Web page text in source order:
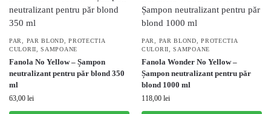
PAR PAR BLOND ,PROTECTIA
CULORII ,SAMPOANE
Fanola No Yellow – Șampon
neutralizant pentru păr blond 350
ml
63,00 lei
PAR PAR BLOND ,PROTECTIA
CULORII ,SAMPOANE
Fanola Wonder No Yellow –
Șampon neutralizant pentru păr
blond 1000 ml
118,00 lei